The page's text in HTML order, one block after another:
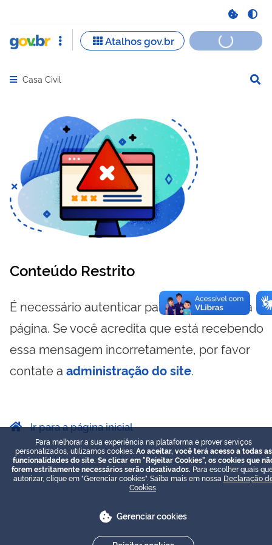
Abrir menu principal de navegação
Casa Civil
Conteúdo Restrito
É necessário autenticar para visualizar essa
página. Se você acredita que está recebendo
essa mensagem incorretamente, por favor
contate a administração do site.
Ir para a página inicial
Para melhorar a sua experiência na plataforma e prover serviços
personalizados, utilizamos cookies. Ao aceitar, você terá acesso a todas as
funcionalidades do site. Se clicar em "Rejeitar Cookies", os cookies que
forem estritamente necessários serão desativados. Para escolher quais
autorizar, clique em "Gerenciar cookies". Saiba mais em nossa Declaração
Cookies
Gerenciar cookies